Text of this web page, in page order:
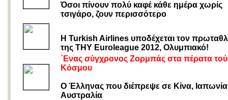
Όσοι πίνουν πολύ καφέ κάθε ημέρα χωρίς
τσιγάρο, ζουν περισσότερο
Η Turkish Airlines υποδέχεται τον
της THY Euroleague 2012, Ολυμπιακό!
΄Ενας σύγχρονος Ζορμπάς στα πέρατα τού
Κόσμου
Ο Έλληνας που διέπρεψε σε Κίνα, Ιαπωνία
Αυστραλία